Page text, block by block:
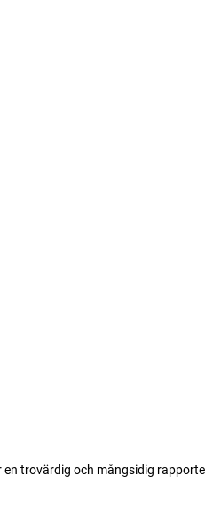
trovärdig och mångsidig